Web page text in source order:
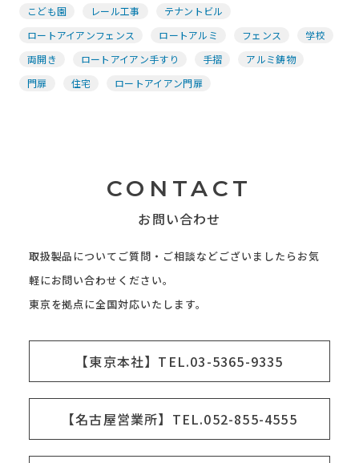
こども園
レール工事
テナントビル
ロートアイアンフェンス
ロートアルミ フェンス
学校
両開き
ロートアイアン手すり 手摺
アルミ鋳物
門扉
住宅 ロートアイアン門扉
CONTACT
お問い合わせ
取扱製品についてご質問・ご相談などございましたらお気
軽にお問い合わせください。
東京を拠点に全国対応いたします。
【東京本社】TEL.03-5365-9335
【名古屋営業所】TEL.052-855-4555